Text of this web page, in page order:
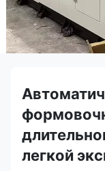
легкой